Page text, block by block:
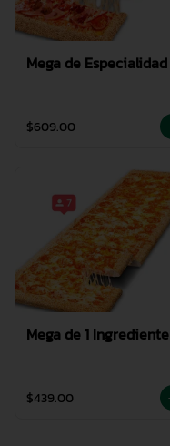
Mega de Especialidad
$609.00
Mega de 1 Ingrediente
$439.00